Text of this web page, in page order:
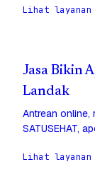
Lihat layanan
Jasa Bikin
Landak
Antrean online,
SATUSEHAT,
Lihat layanan